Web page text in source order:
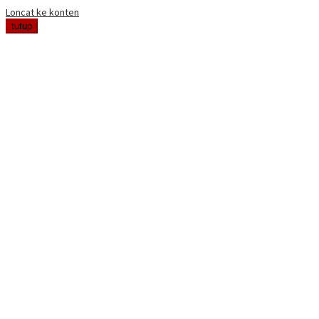
Loncat ke konten
tutup